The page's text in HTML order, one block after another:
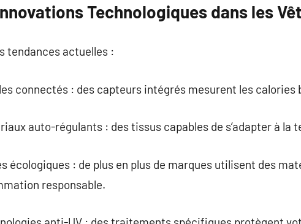
Technologiques dans les
tendances actuelles :
connectés : des capteurs intégrés mesurent les calories
auto-régulants : des tissus capables de s’adapter à la
écologiques : de plus en plus de marques utilisent des
responsable.